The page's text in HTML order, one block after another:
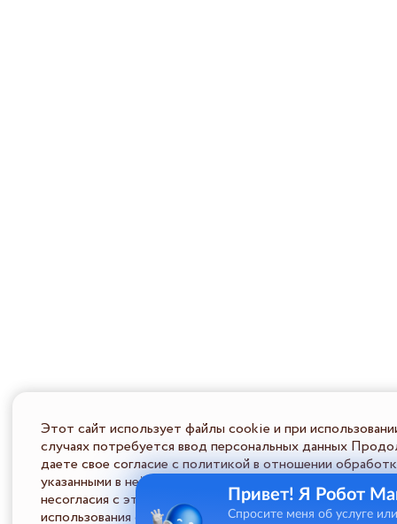
Этот сайт использует файлы cookie и при
случаях потребуется ввод персональных данных
даете свое согласие с политикой в отношении
указанными в ней условиями обработки персональной
несогласия с этими условиями Пользователь должен
использования сайта.
Привет! Я Робот
Спросите меня об услуге